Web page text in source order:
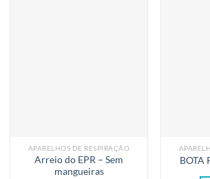
APARELHOS DE RESPIRAÇÃO
Arreio do EPR – Sem
mangueiras
BOTA